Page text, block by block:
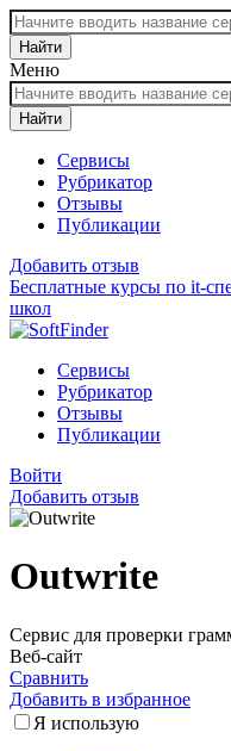
Найти
Меню
Найти
Сервисы
Рубрикатор
Отзывы
Публикации
Добавить отзыв
Бесплатные курсы по it-
школ
Сервисы
Рубрикатор
Отзывы
Публикации
Войти
Добавить отзыв
Outwrite
Сервис для проверки
Веб-сайт
Сравнить
Добавить в избранное
Я использую